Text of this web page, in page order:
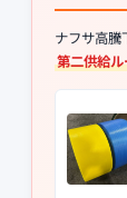
ナフサ高騰
第二供給